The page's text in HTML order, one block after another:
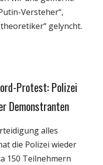
Versteher“,
gelyncht.
Protest: Polizei
Demonstranten
alles
die Polizei wieder
150 Teilnehmern